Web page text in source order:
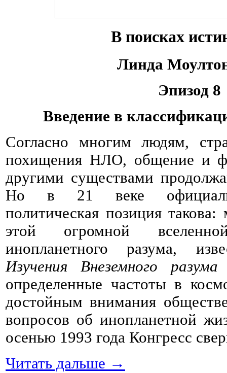
В поисках
Линда
Эпизод 8
Введение в
Согласно многим людям,
похищения НЛО, общение и
другими существами
Но в 21 веке
политическая позиция
этой огромной
инопланетного разума,
Изучения Внеземного
определенные частоты в
достойным внимания
вопросов об инопланетной
осенью 1993 года Конгресс
Читать дальше →